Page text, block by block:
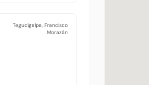
Tegucigalpa, Francisco
Morazán